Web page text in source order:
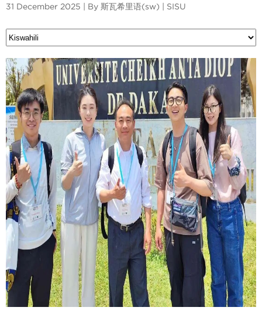
31 December 2025 | By 斯瓦希里语(sw) | SISU